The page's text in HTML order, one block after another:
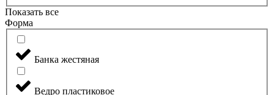
Показать все
Форма
Банка жестяная
Ведро пластиковое